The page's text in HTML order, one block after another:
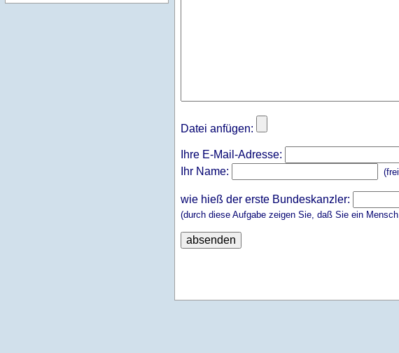
Datei anfügen:
Ihre E-Mail-Adresse:
Ihr Name:
wie hieß der erste Bundeskanzler:
(durch diese Aufgabe zeigen Sie, daß Sie ein